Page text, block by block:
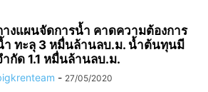
างแผนจัดการน้ำ คาดความต้องการ
ำ ทะลุ 3 หมื่นล้านลบ.ม. น้ำต้นทุนมี
ำกัด 1.1 หมื่นล้านลบ.ม.
- 27/05/2020